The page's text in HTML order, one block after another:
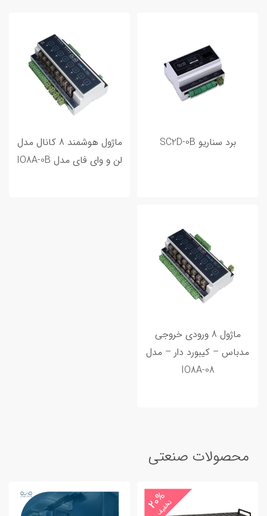
برد سناریو SC2D-0B
ماژول هوشمند 8 کانال مدل
لن و وای فای مدل IO8A-0B
ماژول 8 ورودی خروجی
مدباس – کیبورد دار – مدل
IO8A-08
محصولات صنعتی
20%